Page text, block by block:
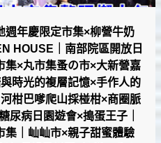
週年慶限定市集×柳營牛奶
HOUSE｜南部院區開放日
集×丸市集蚤の市×大新營嘉
時光的複層記憶×手作人的
柑巴嗲爬山採椪柑×商圈脈
尿病日園遊會×搗蛋王子｜
集｜屾屾市×親子甜蜜體驗